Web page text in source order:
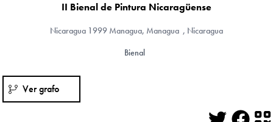
II Bienal de Pintura Nicaragüense
Nicaragua 1999 Managua, Managua , Nicaragua
Bienal
Ver grafo